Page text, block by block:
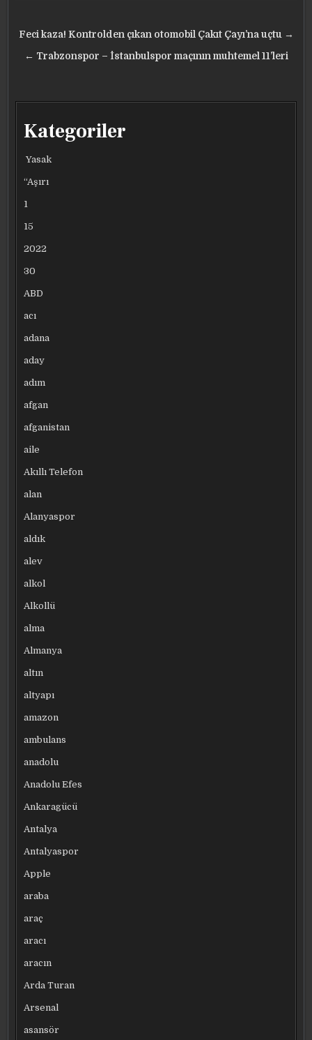
Yazı
gezinmesi
Feci kaza! Kontrolden çıkan otomobil Çakıt Çayı’na uçtu →
← Trabzonspor – İstanbulspor maçının muhtemel 11’leri
Kategoriler
Yasak
“Aşırı
1
15
2022
30
ABD
acı
adana
aday
adım
afgan
afganistan
aile
Akıllı Telefon
alan
Alanyaspor
aldık
alev
alkol
Alkollü
alma
Almanya
altın
altyapı
amazon
ambulans
anadolu
Anadolu Efes
Ankaragücü
Antalya
Antalyaspor
Apple
araba
araç
aracı
aracın
Arda Turan
Arsenal
asansör